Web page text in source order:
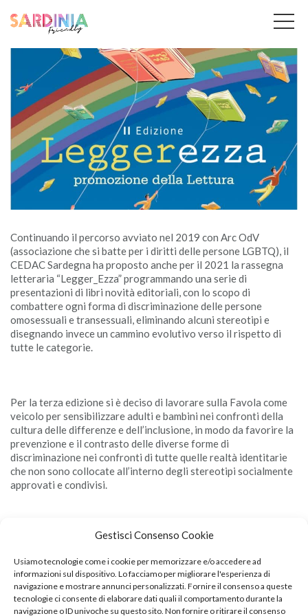
Gestisci Consenso Cookie
Usiamo tecnologie come i cookie per memorizzare e/o accedere ad
informazioni sul dispositivo. Lo facciamo per migliorare l'esperienza di
navigazione e mostrare annunci personalizzati. Fornire il consenso a queste
tecnologie ci consente di elaborare dati quali il comportamento durante la
navigazione o ID univoche su questo sito. Non fornire o ritirare il consenso
Home Legger_ezza
Continuando il percorso avviato nel 2019 con Arc OdV
(associazione che si batte per i diritti delle persone LGBTQ), il
CEDAC Sardegna ha proposto anche per il 2021 la rassegna
letteraria “Legger_Ezza” programmando una serie di
presentazioni di libri novità editoriali, con lo scopo di
combattere ogni forma di discriminazione delle persone
omosessuali e transessuali, eliminando alcuni stereotipi e
disegnando invece un cammino evolutivo verso il rispetto di
tutte le categorie.
Per la terza edizione si è deciso di lavorare sulla Favola come
veicolo per sensibilizzare adulti e bambini nei confronti della
cultura delle differenze e dell’inclusione, in modo da favorire la
prevenzione e il contrasto delle diverse forme di
discriminazione nei confronti di tutte quelle realtà identitarie
che non sono collocate all’interno degli stereotipi socialmente
approvati e condivisi.
Le presentazioni di “Legger_Ezza” vengono organizzate non
ospiti delle precedenti edizioni Irene Facheris, Sebastiano
Mauri, Alessio Arena, Rossana Campo, Simone Tempia,
Jonathan Bazzi (Qui la pagina Facebook).